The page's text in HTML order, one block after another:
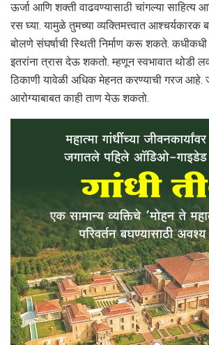
ऊर्जा आणि शक्ती वाढवण्यासाठी चांगल्या साहित्य
रस घ्या. यामुळे तुमच्या व्यक्तिमत्त्वात
बोलणे संघर्षाची स्थिती निर्माण करू शकते.
इतरांना त्रास देऊ शकतो. म्हणून स्वभावात थोडी
ठिकाणी यावेळी अधिक मेहनत करण्याची गरज आहे.
आरोग्याबाबत काही ताण येऊ शकतो.